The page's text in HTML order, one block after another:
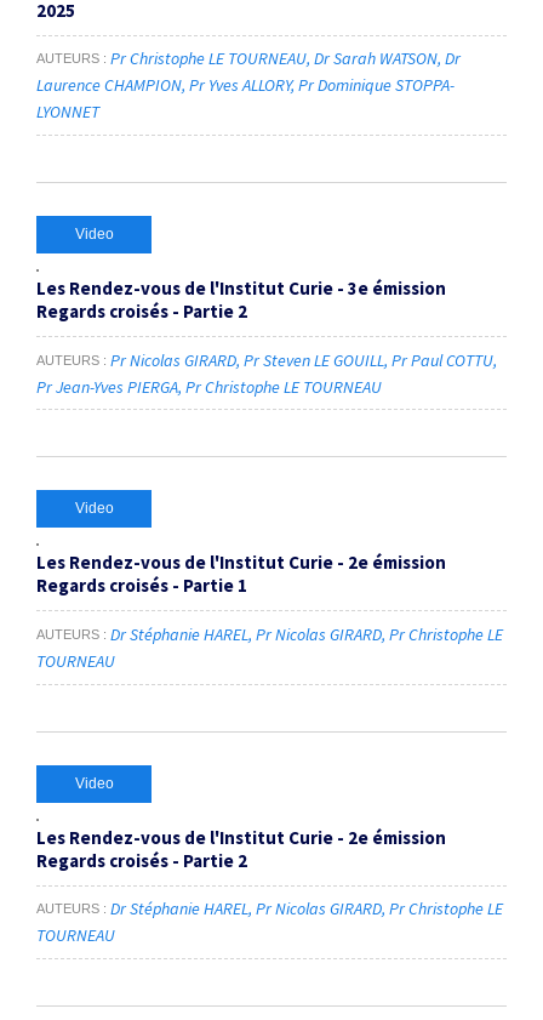
2025
AUTEURS Pr Christophe LE TOURNEAU Dr Sarah WATSON Dr
Laurence CHAMPION Pr Yves ALLORY Pr Dominique STOPPA-
LYONNET
Video
Les Rendez-vous de l'Institut Curie - 3e émission
Regards croisés - Partie 2
AUTEURS Pr Nicolas GIRARD Pr Steven LE GOUILL Pr Paul COTTU
Pr Jean-Yves PIERGA Pr Christophe LE TOURNEAU
Video
Les Rendez-vous de l'Institut Curie - 2e émission
Regards croisés - Partie 1
AUTEURS Dr Stéphanie HAREL Pr Nicolas GIRARD Pr Christophe LE
TOURNEAU
Video
Les Rendez-vous de l'Institut Curie - 2e émission
Regards croisés - Partie 2
AUTEURS Dr Stéphanie HAREL Pr Nicolas GIRARD Pr Christophe LE
TOURNEAU